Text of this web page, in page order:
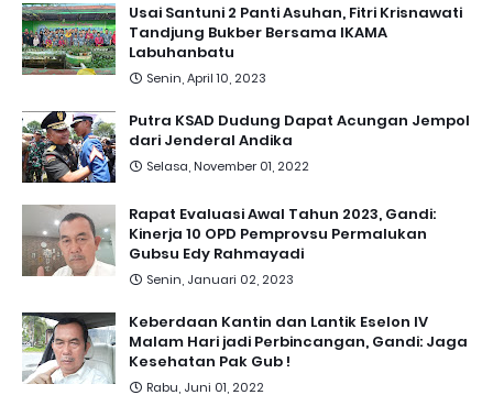
Usai Santuni 2 Panti Asuhan, Fitri Krisnawati
Tandjung Bukber Bersama IKAMA
Labuhanbatu
Senin, April 10, 2023
Putra KSAD Dudung Dapat Acungan Jempol
dari Jenderal Andika
Selasa, November 01, 2022
Rapat Evaluasi Awal Tahun 2023, Gandi:
Kinerja 10 OPD Pemprovsu Permalukan
Gubsu Edy Rahmayadi
Senin, Januari 02, 2023
Keberdaan Kantin dan Lantik Eselon IV
Malam Hari jadi Perbincangan, Gandi: Jaga
Kesehatan Pak Gub !
Rabu, Juni 01, 2022